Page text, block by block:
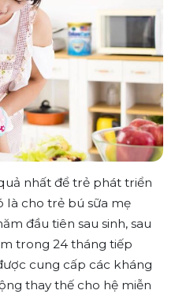
nhất để trẻ phát triển
là cho trẻ bú sữa mẹ
đầu tiên sau sinh, sau
trong 24 tháng tiếp
cung cấp các kháng
thay thế cho hệ miễn